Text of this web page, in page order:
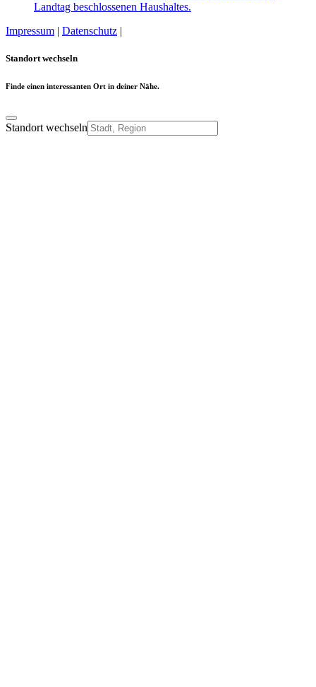
Impressum | Datenschutz |
Standort wechseln
Finde einen interessanten Ort in deiner Nähe.
Standort wechseln